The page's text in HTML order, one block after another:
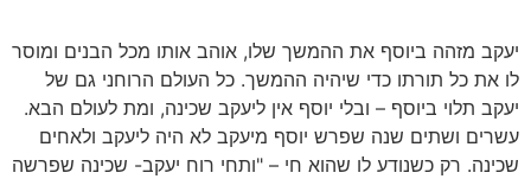
יעקב מזהה ביוסף את ההמשך שלו, אוהב אותו מכל הבנים ומוסר
לו את כל תורתו כדי שיהיה ההמשך. כל העולם הרוחני גם של
יעקב תלוי ביוסף – ובלי יוסף אין ליעקב שכינה, ומת לעולם הבא.
עשרים ושתים שנה שפרש יוסף מיעקב לא היה ליעקב ולאחים
שכינה. רק כשנודע לו שהוא חי – "ותחי רוח יעקב- שכינה שפרשה